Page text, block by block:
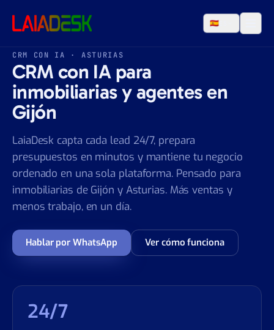
🇪🇸
CRM CON IA · ASTURIAS
CRM con IA para
inmobiliarias y agentes en
Gijón
LaiaDesk capta cada lead 24/7, prepara
presupuestos en minutos y mantiene tu negocio
ordenado en una sola plataforma. Pensado para
inmobiliarias de Gijón y Asturias. Más ventas y
menos trabajo, en un día.
Hablar por WhatsApp Ver cómo funciona
24/7